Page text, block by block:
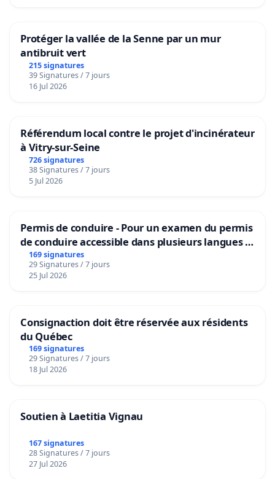
Protéger la vallée de la Senne par un mur
antibruit vert
215 signatures
39 Signatures / 7 jours
16 Jul 2026
Référendum local contre le projet d'incinérateur
à Vitry-sur-Seine
726 signatures
38 Signatures / 7 jours
5 Jul 2026
Permis de conduire - Pour un examen du permis
de conduire accessible dans plusieurs langues à
Bruxelles
169 signatures
29 Signatures / 7 jours
25 Jul 2026
Consignaction doit être réservée aux résidents
du Québec
169 signatures
29 Signatures / 7 jours
18 Jul 2026
Soutien à Laetitia Vignau
167 signatures
28 Signatures / 7 jours
27 Jul 2026